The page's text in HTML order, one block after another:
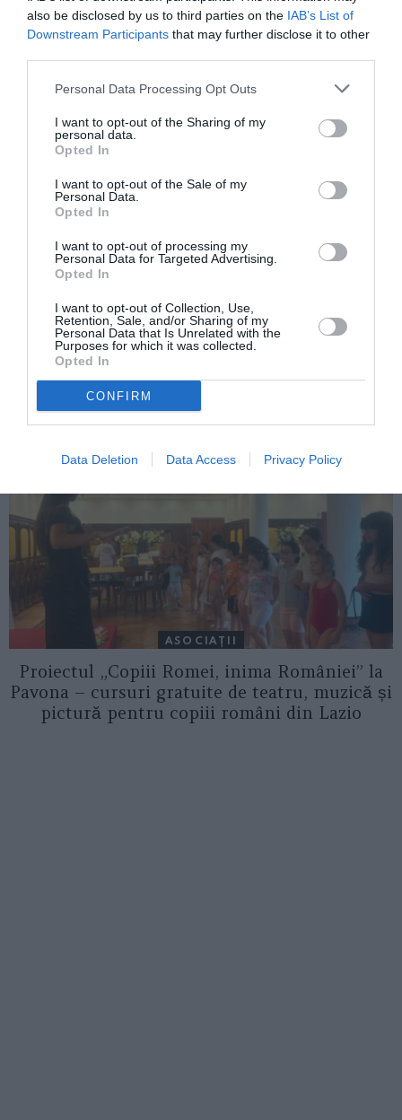
also be disclosed by us to third parties on the IAB’s List of
Downstream Participants that may further disclose it to other
Personal Data Processing Opt Outs
I want to opt-out of the Sharing of my
personal data.
Opted In
I want to opt-out of the Sale of my
Personal Data.
Opted In
I want to opt-out of processing my
Personal Data for Targeted Advertising.
Opted In
I want to opt-out of Collection, Use,
Retention, Sale, and/or Sharing of my
Personal Data that Is Unrelated with the
Purposes for which it was collected.
Opted In
CONFIRM
Data Deletion Data Access Privacy Policy
de 300 milioane euro
AȚI PUTEA DORI DE
ITALIA
Concursul Miss Badante 2026: informații
despre înscrieri și participare
ASOCIAŢII
Proiectul „Copiii Romei, inima României” la
Pavona – cursuri gratuite de teatru, muzică și
pictură pentru copiii români din Lazio